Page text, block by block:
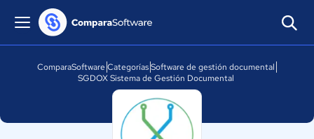
ComparaSoftware CategoríasSoftware de gestión documental
SGDOX Sistema de Gestión Documental